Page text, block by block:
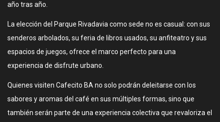
año tras año.
La elección del Parque Rivadavia como sede no es casual: con sus
senderos arbolados, su feria de libros usados, su anfiteatro y sus
espacios de juegos, ofrece el marco perfecto para una
experiencia de disfrute urbano.
Quienes visiten Cafecito BA no solo podrán deleitarse con los
sabores y aromas del café en sus múltiples formas, sino que
también serán parte de una experiencia colectiva que revaloriza el